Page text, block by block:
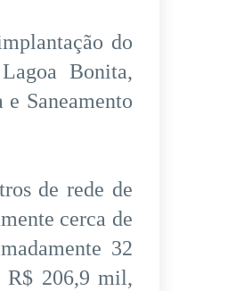
do
Bonita,
Saneamento
de rede de
cerca de
32
R$ 206,9 mil,